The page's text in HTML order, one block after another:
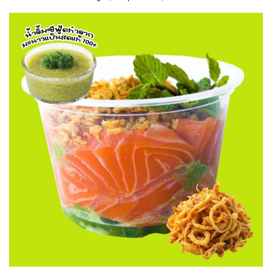
the
end
the
images